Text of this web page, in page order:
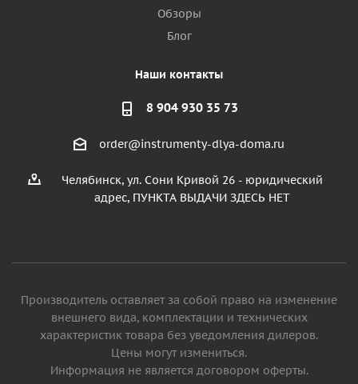
Обзоры
Блог
Наши контакты
8 904 930 35 73
order@instrumenty-dlya-doma.ru
Челябинск, ул. Сони Кривой 26 - юридический
адрес, ПУНКТА ВЫДАЧИ ЗДЕСЬ НЕТ
Производитель оставляет за собой право на изменение
внешнего вида, комплектации и технических
характеристик товара без уведомления дилеров.
Цены могут измениться.
Информация не является договором оферты.